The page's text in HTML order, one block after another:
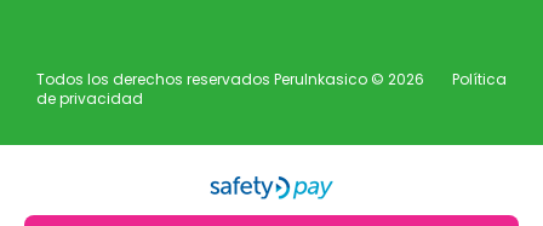
Todos los derechos reservados PeruInkasico © 2026
Política
de privacidad